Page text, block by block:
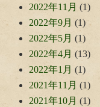
2022年11月 (1)
2022年9月 (1)
2022年5月 (1)
2022年4月 (13)
2022年1月 (1)
2021年11月 (1)
2021年10月 (1)